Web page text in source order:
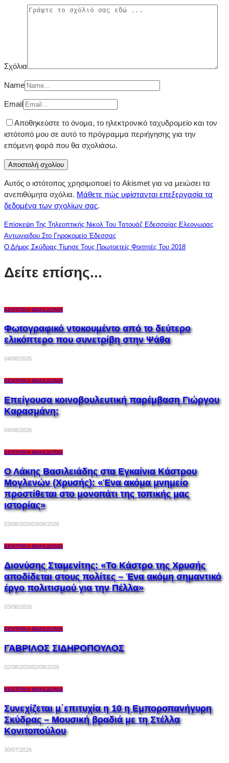
Σχόλια
Name
Email
Αποθηκεύστε το όνομα, το ηλεκτρονικό ταχυδρομείο και τον
ιστότοπό μου σε αυτό το πρόγραμμα περιήγησης για την
επόμενη φορά που θα σχολιάσω.
Αυτός ο ιστότοπος χρησιμοποιεί το Akismet για να μειώσει τα
ανεπιθύμητα σχόλια. Μάθετε πώς υφίστανται επεξεργασία τα
δεδομένα των σχολίων σας.
Επίσκεψη Της Τηλεοπτικής Νικολ Του Τατουάζ Εδεσσαίας Ελεονωρας
Αντωνιαδου Στο Γηροκομείο Έδεσσας
Ο Δήμος Σκύδρας Τίμησε Τους Πρωτοετείς Φοιτητές Του 2018
Δείτε επίσης...
ΚΕΝΤΡΙΚΉ ΜΑΚΕΔΟΝΊΑ
Φωτογραφικό ντοκουμέντο από το δεύτερο
ελικόπτερο που συνετρίβη στην Ψάθα
04/08/2026
ΚΕΝΤΡΙΚΉ ΜΑΚΕΔΟΝΊΑ
Επείγουσα κοινοβουλευτική παρέμβαση Γιώργου
Καρασμάνη:
04/08/2026
ΚΕΝΤΡΙΚΉ ΜΑΚΕΔΟΝΊΑ
Ο Λάκης Βασιλειάδης στα Εγκαίνια Κάστρου
Μογλενών (Χρυσής): «Ένα ακόμα μνημείο
προστίθεται στο μονοπάτι της τοπικής μας
ιστορίας»
03/08/202603/08/2026
ΚΕΝΤΡΙΚΉ ΜΑΚΕΔΟΝΊΑ
Διονύσης Σταμενίτης: «Το Κάστρο της Χρυσής
αποδίδεται στους πολίτες – Ένα ακόμη σημαντικό
έργο πολιτισμού για την Πέλλα»
03/08/2026
ΚΕΝΤΡΙΚΉ ΜΑΚΕΔΟΝΊΑ
ΓΑΒΡΙΛΟΣ ΣΙΔΗΡΟΠΟΥΛΟΣ
02/08/202602/08/2026
ΚΕΝΤΡΙΚΉ ΜΑΚΕΔΟΝΊΑ
Συνεχίζεται μ΄επιτυχία η 10 η Εμποροπανήγυρη
Σκύδρας – Μουσική βραδιά με τη Στέλλα
Κονιτοπούλου
30/07/2026